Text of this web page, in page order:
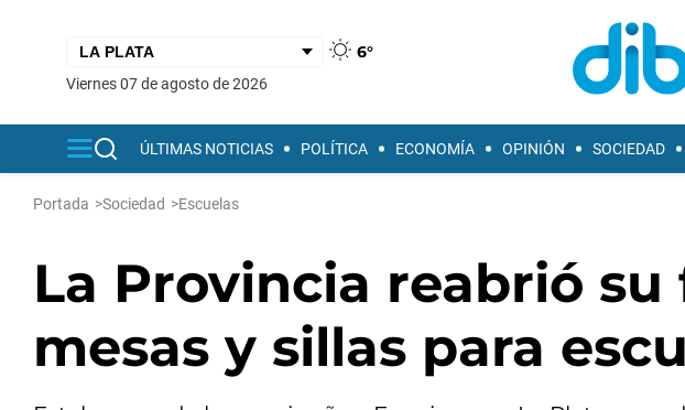
6°
viernes 07 de agosto de 2026
ÚLTIMAS NOTICIAS POLÍTICA ECONOMÍA OPINIÓN SOCIEDAD
Portada >Sociedad >Escuelas
La Provincia reabrió
mesas y sillas para